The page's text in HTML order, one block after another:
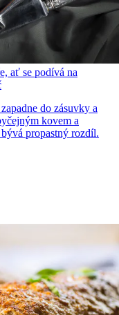
ať se podívá na
do zásuvky a
kovem a
propastný rozdíl.